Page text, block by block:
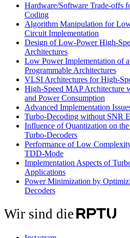
Hardware/Software Trade-offs
Coding
Algorithm Manipulation for
Circuit Implementation
Design of Low-Power High-
Architectures
Low Power Implementation of
Programmable Architectures
VLSI Architectures for High-
High-Speed MAP Architecture
and Power Consumption
Advanced Implementation
Turbo-Decoding without SNR
Influence of Quantization on
Turbo-Decoders
Performance of Low
TDD-Mode
Implementation Aspects of
Applications
Power Minimization by
Decoders
Wir sind die